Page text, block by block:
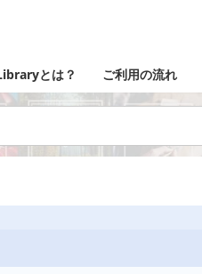
とは？ ご利用の流れ